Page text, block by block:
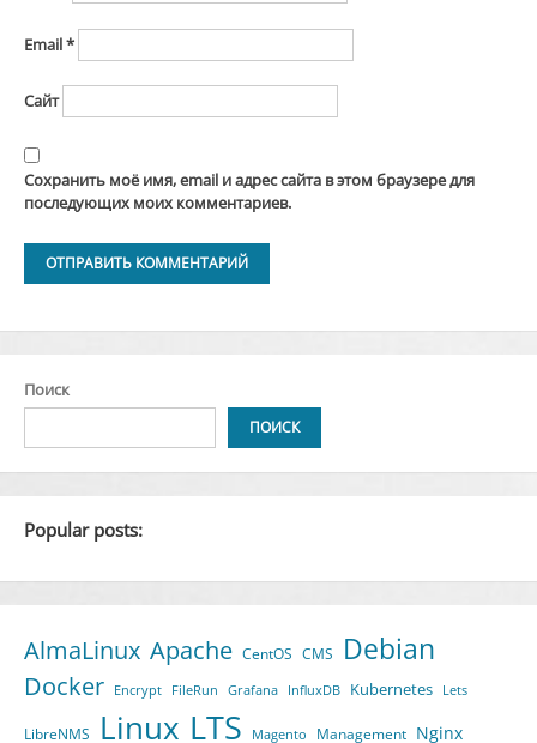
Email*
Сайт
Сохранить моё имя, email и адрес сайта в этом браузере для
последующих моих комментариев.
Поиск
ПОИСК
Popular posts:
AlmaLinux Apache CentOS CMS Debian
Docker Encrypt FileRun Grafana InfluxDB Kubernetes Lets
LibreNMS Linux LTS Magento Management Nginx